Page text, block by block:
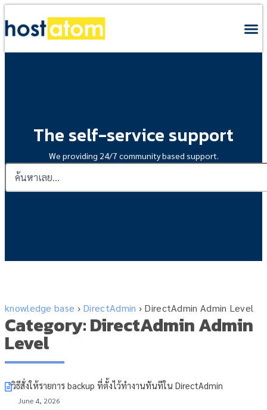
The self-service support
We providing 24/7 community based support.
knowledge base › DirectAdmin › DirectAdmin Admin Level
Category: DirectAdmin Admin
Level
วิธีสั่งให้รายการ backup ที่ตั้งไว้ทำงานทันทีใน DirectAdmin
June 4, 2026